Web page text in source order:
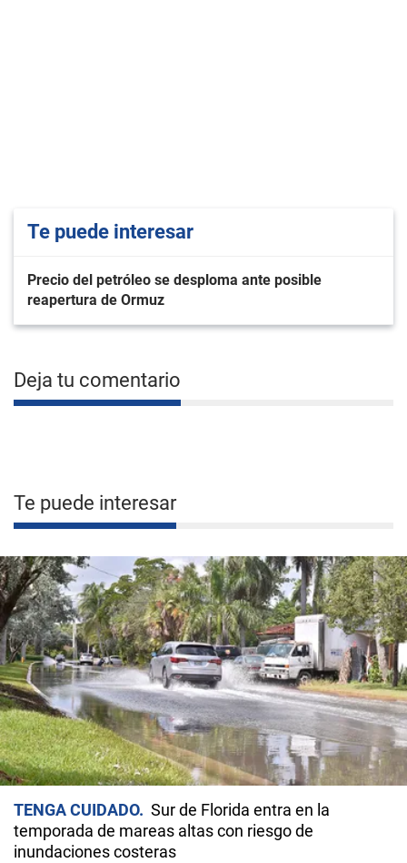
Te puede interesar
Precio del petróleo se desploma ante posible
reapertura de Ormuz
Deja tu comentario
Te puede interesar
TENGA CUIDADO
Sur de Florida entra en la
temporada de mareas altas con riesgo de
inundaciones costeras